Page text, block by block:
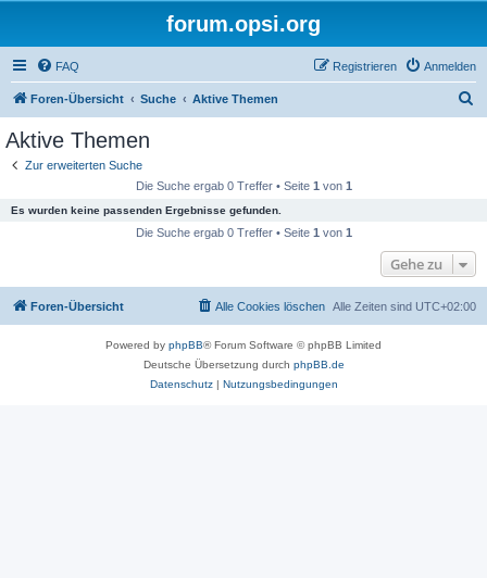
forum.opsi.org
FAQ Anmelden
Registrieren
Foren-Übersicht Suche Aktive Themen
Aktive Themen
Zur erweiterten Suche
Die Suche ergab 0 Treffer • Seite 1 von 1
Es wurden keine passenden Ergebnisse gefunden.
Die Suche ergab 0 Treffer • Seite 1 von 1
Gehe zu
Foren-Übersicht Alle Zeiten sind UTC+02:00
Alle Cookies löschen
Powered by phpBB® Forum Software © phpBB Limited
Deutsche Übersetzung durch phpBB.de
Datenschutz| Nutzungsbedingungen